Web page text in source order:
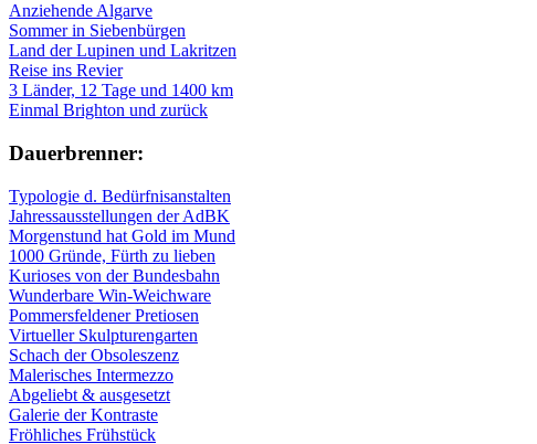
Anziehende Algarve
Sommer in Siebenbürgen
Land der Lupinen und Lakritzen
Reise ins Revier
3 Länder, 12 Tage und 1400 km
Einmal Brighton und zurück
Dau­er­bren­ner:
Typologie d. Bedürfnisanstalten
Jahressausstellungen der AdBK
Morgenstund hat Gold im Mund
1000 Gründe, Fürth zu lieben
Kurioses von der Bundesbahn
Wunderbare Win-Weichware
Pommersfeldener Pretiosen
Virtueller Skulpturengarten
Schach der Obsoleszenz
Malerisches Intermezzo
Abgeliebt & ausgesetzt
Galerie der Kontraste
Fröhliches Frühstück